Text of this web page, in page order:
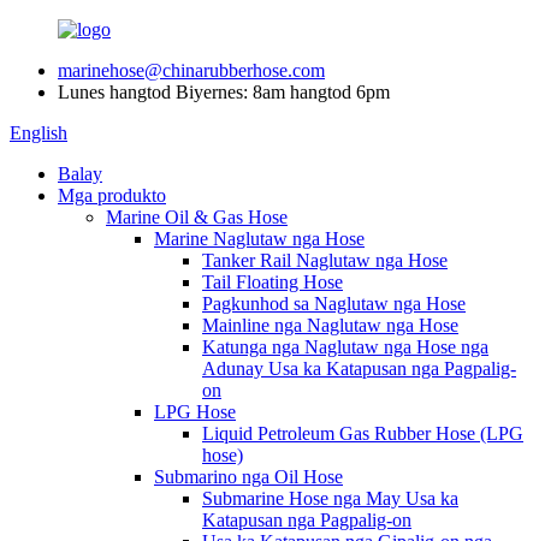
marinehose@chinarubberhose.com
Lunes hangtod Biyernes: 8am hangtod 6pm
English
Balay
Mga produkto
Marine Oil & Gas Hose
Marine Naglutaw nga Hose
Tanker Rail Naglutaw nga Hose
Tail Floating Hose
Pagkunhod sa Naglutaw nga Hose
Mainline nga Naglutaw nga Hose
Katunga nga Naglutaw nga Hose nga
Adunay Usa ka Katapusan nga Pagpalig-
on
LPG Hose
Liquid Petroleum Gas Rubber Hose (LPG
hose)
Submarino nga Oil Hose
Submarine Hose nga May Usa ka
Katapusan nga Pagpalig-on